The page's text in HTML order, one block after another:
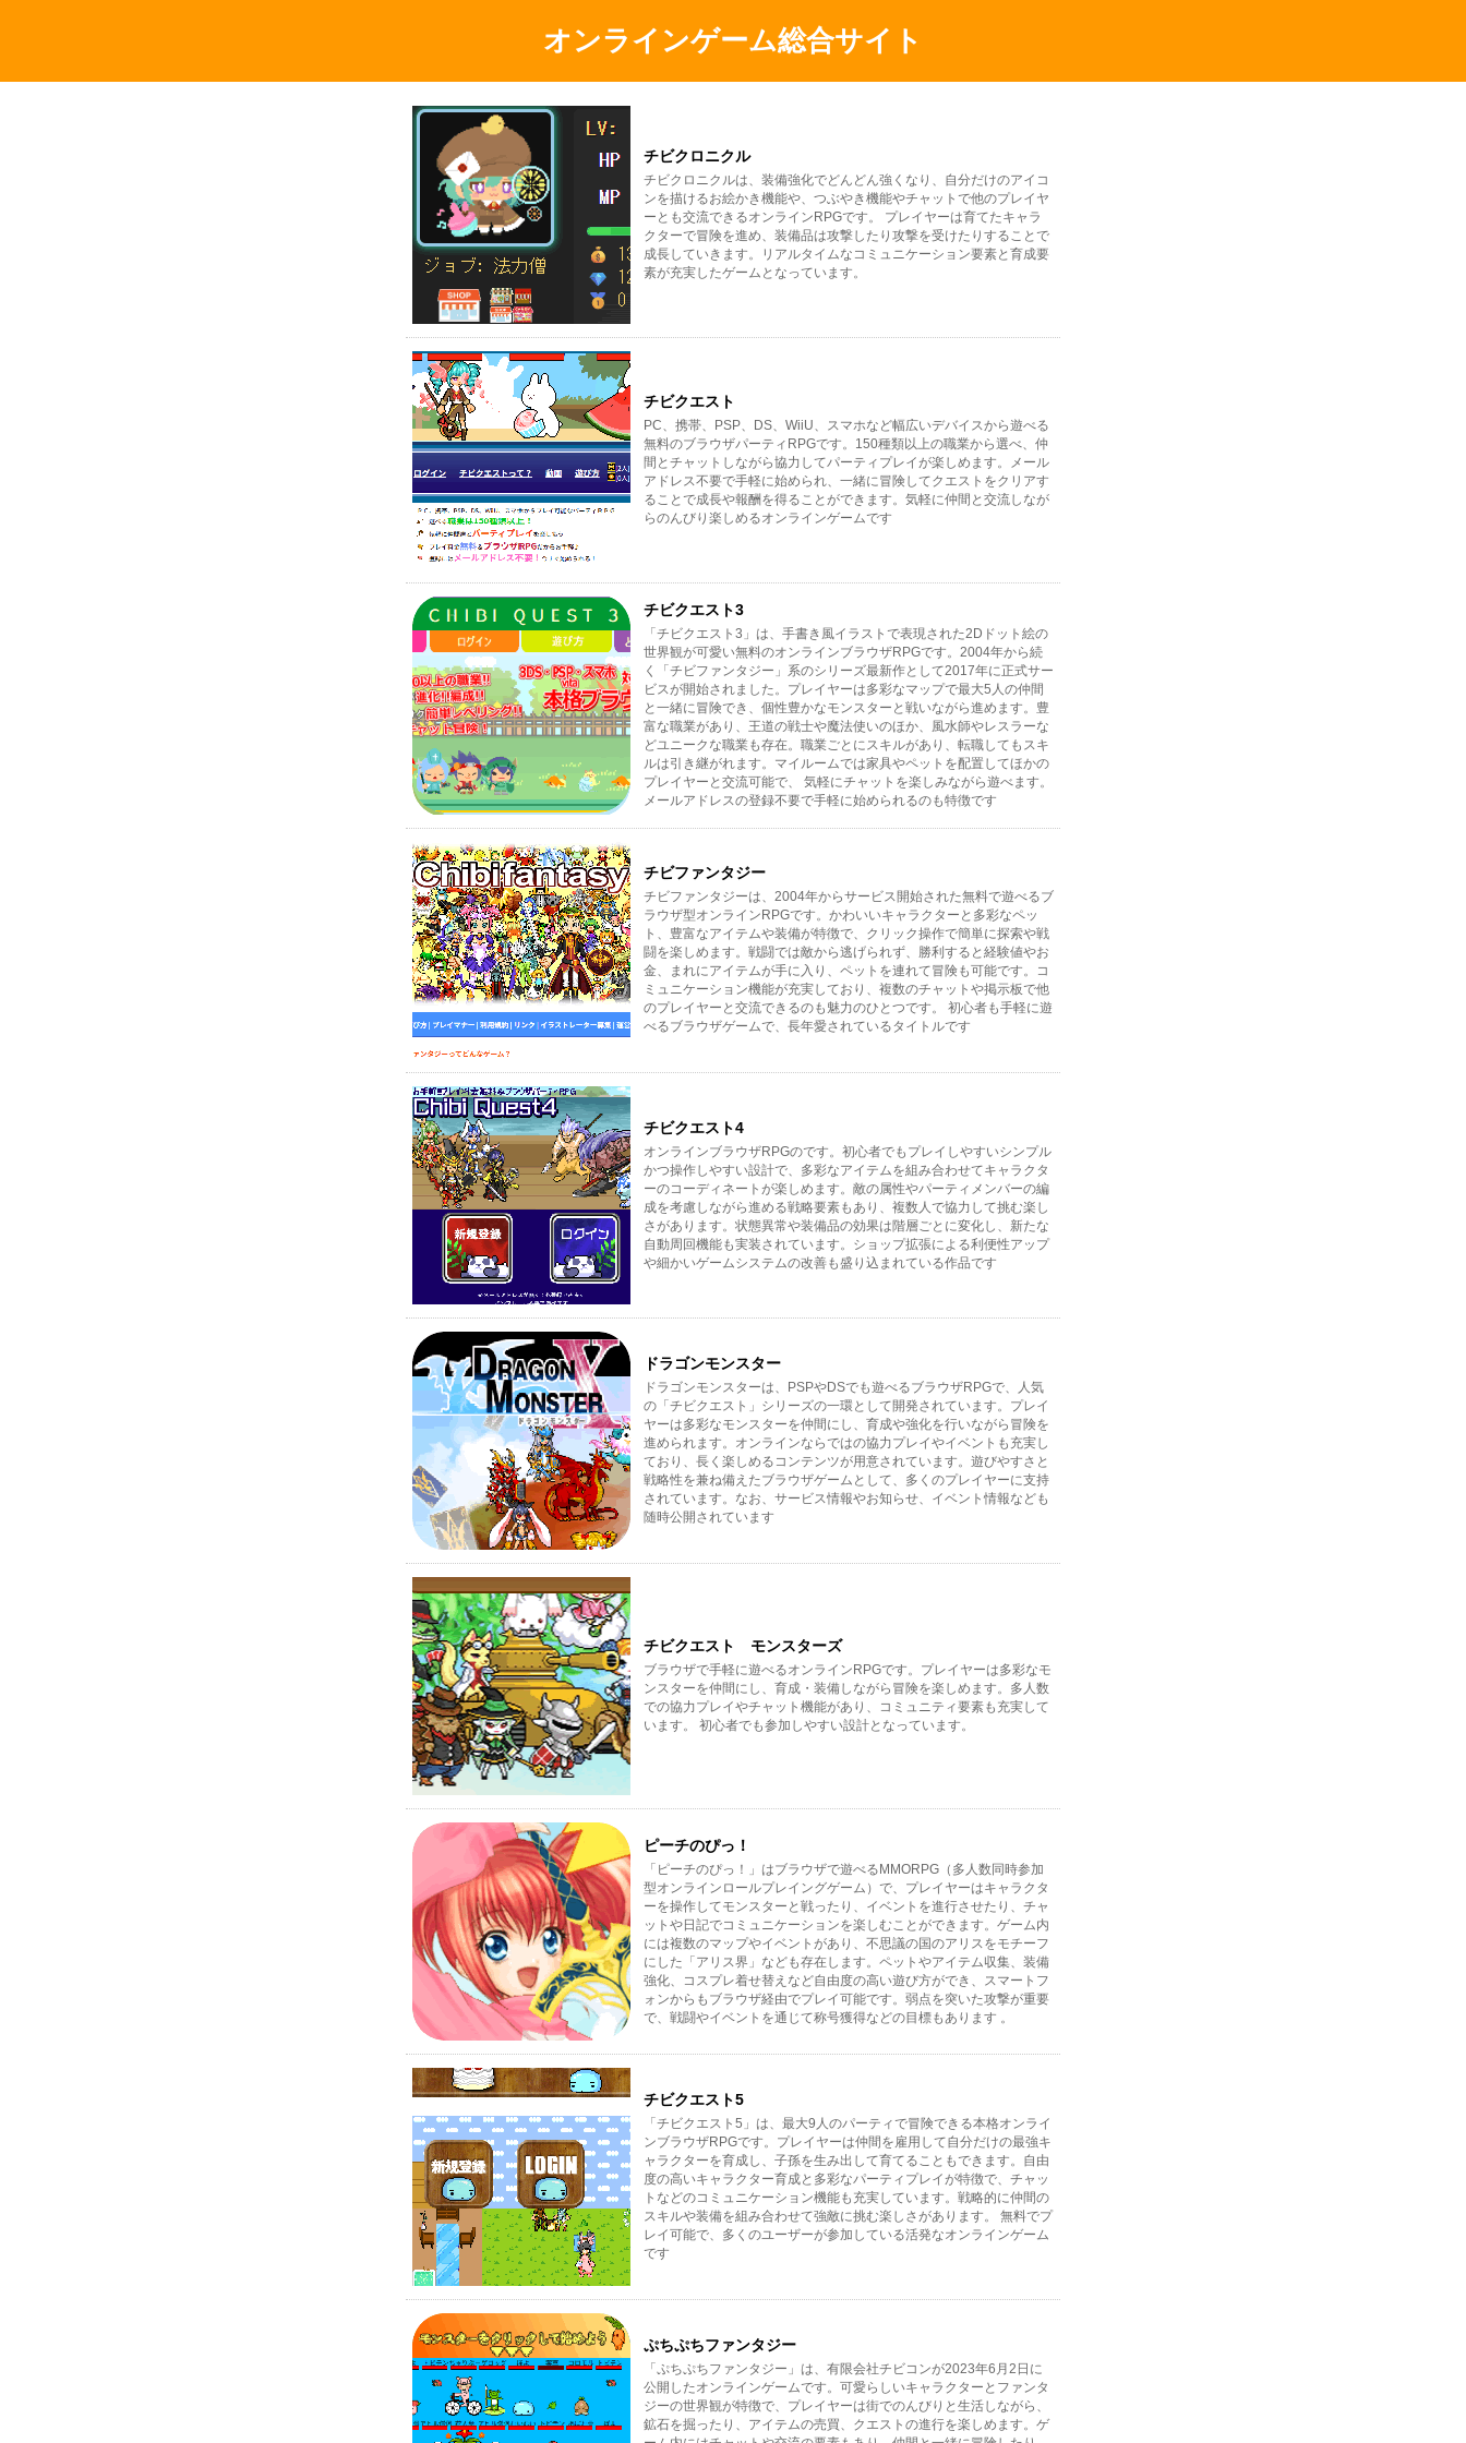
オンラインゲーム総合サイト
チビクロニクル
チビクロニクルは、装備強化でどんどん強くなり、自分だけのアイコ
ンを描けるお絵かき機能や、つぶやき機能やチャットで他のプレイヤ
ーとも交流できるオンラインRPGです。 プレイヤーは育てたキャラ
クターで冒険を進め、装備品は攻撃したり攻撃を受けたりすることで
成長していきます。リアルタイムなコミュニケーション要素と育成要
素が充実したゲームとなっています。
チビクエスト
PC、携帯、PSP、DS、WiiU、スマホなど幅広いデバイスから遊べる
無料のブラウザパーティRPGです。150種類以上の職業から選べ、仲
間とチャットしながら協力してパーティプレイが楽しめます。メール
アドレス不要で手軽に始められ、一緒に冒険してクエストをクリアす
ることで成長や報酬を得ることができます。気軽に仲間と交流しなが
らのんびり楽しめるオンラインゲームです
チビクエスト3
「チビクエスト3」は、手書き風イラストで表現された2Dドット絵の
世界観が可愛い無料のオンラインブラウザRPGです。2004年から続
く「チビファンタジー」系のシリーズ最新作として2017年に正式サー
ビスが開始されました。プレイヤーは多彩なマップで最大5人の仲間
と一緒に冒険でき、個性豊かなモンスターと戦いながら進めます。豊
富な職業があり、王道の戦士や魔法使いのほか、風水師やレスラーな
どユニークな職業も存在。職業ごとにスキルがあり、転職してもスキ
ルは引き継がれます。マイルームでは家具やペットを配置してほかの
プレイヤーと交流可能で、 気軽にチャットを楽しみながら遊べます。
メールアドレスの登録不要で手軽に始められるのも特徴です
チビファンタジー
チビファンタジーは、2004年からサービス開始された無料で遊べるブ
ラウザ型オンラインRPGです。かわいいキャラクターと多彩なペッ
ト、豊富なアイテムや装備が特徴で、クリック操作で簡単に探索や戦
闘を楽しめます。戦闘では敵から逃げられず、勝利すると経験値やお
金、まれにアイテムが手に入り、ペットを連れて冒険も可能です。コ
ミュニケーション機能が充実しており、複数のチャットや掲示板で他
のプレイヤーと交流できるのも魅力のひとつです。 初心者も手軽に遊
べるブラウザゲームで、長年愛されているタイトルです
チビクエスト4
オンラインブラウザRPGのです。初心者でもプレイしやすいシンプル
かつ操作しやすい設計で、多彩なアイテムを組み合わせてキャラクタ
ーのコーディネートが楽しめます。敵の属性やパーティメンバーの編
成を考慮しながら進める戦略要素もあり、複数人で協力して挑む楽し
さがあります。状態異常や装備品の効果は階層ごとに変化し、新たな
自動周回機能も実装されています。ショップ拡張による利便性アップ
や細かいゲームシステムの改善も盛り込まれている作品です
ドラゴンモンスター
ドラゴンモンスターは、PSPやDSでも遊べるブラウザRPGで、人気
の「チビクエスト」シリーズの一環として開発されています。プレイ
ヤーは多彩なモンスターを仲間にし、育成や強化を行いながら冒険を
進められます。オンラインならではの協力プレイやイベントも充実し
ており、長く楽しめるコンテンツが用意されています。遊びやすさと
戦略性を兼ね備えたブラウザゲームとして、多くのプレイヤーに支持
されています。なお、サービス情報やお知らせ、イベント情報なども
随時公開されています
チビクエスト モンスターズ
ブラウザで手軽に遊べるオンラインRPGです。プレイヤーは多彩なモ
ンスターを仲間にし、育成・装備しながら冒険を楽しめます。多人数
での協力プレイやチャット機能があり、コミュニティ要素も充実して
います。 初心者でも参加しやすい設計となっています。
ピーチのぴっ！
「ピーチのぴっ！」はブラウザで遊べるMMORPG（多人数同時参加
型オンラインロールプレイングゲーム）で、プレイヤーはキャラクタ
ーを操作してモンスターと戦ったり、イベントを進行させたり、チャ
ットや日記でコミュニケーションを楽しむことができます。ゲーム内
には複数のマップやイベントがあり、不思議の国のアリスをモチーフ
にした「アリス界」なども存在します。ペットやアイテム収集、装備
強化、コスプレ着せ替えなど自由度の高い遊び方ができ、スマートフ
ォンからもブラウザ経由でプレイ可能です。弱点を突いた攻撃が重要
で、戦闘やイベントを通じて称号獲得などの目標もあります 。
チビクエスト5
「チビクエスト5」は、最大9人のパーティで冒険できる本格オンライ
ンブラウザRPGです。プレイヤーは仲間を雇用して自分だけの最強キ
ャラクターを育成し、子孫を生み出して育てることもできます。自由
度の高いキャラクター育成と多彩なパーティプレイが特徴で、チャッ
トなどのコミュニケーション機能も充実しています。戦略的に仲間の
スキルや装備を組み合わせて強敵に挑む楽しさがあります。 無料でプ
レイ可能で、多くのユーザーが参加している活発なオンラインゲーム
です
ぷちぷちファンタジー
「ぷちぷちファンタジー」は、有限会社チビコンが2023年6月2日に
公開したオンラインゲームです。可愛らしいキャラクターとファンタ
ジーの世界観が特徴で、プレイヤーは街でのんびりと生活しながら、
鉱石を掘ったり、アイテムの売買、クエストの進行を楽しめます。ゲ